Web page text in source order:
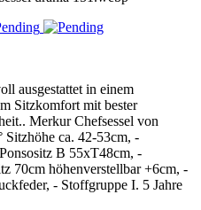
ausgestattet in einem
Sitzkomfort mit bester
Merkur Chefsessel von
ca. 42-53cm, -
B 55xT48cm, -
70cm höhenverstellbar +6cm, -
- Stoffgruppe I. 5 Jahre